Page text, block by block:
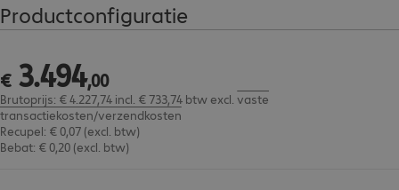
Productconfiguratie
€ 3.494,00
€ 3.494,00
Brutoprijs: € 4.227,74 incl. € 733,74 btw excl. vaste
transactiekosten/verzendkosten
Recupel: € 0,07 (excl. btw)
Bebat: € 0,20 (excl. btw)